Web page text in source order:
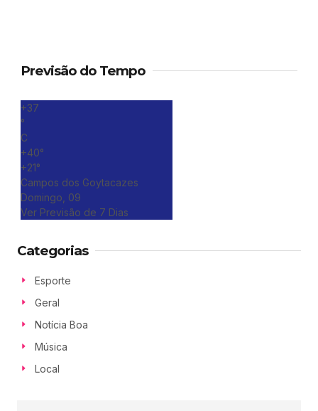
Previsão do Tempo
+37
°
C
+40°
+21°
Campos dos Goytacazes
Domingo, 09
Ver Previsão de 7 Dias
Categorias
Esporte
Geral
Notícia Boa
Música
Local